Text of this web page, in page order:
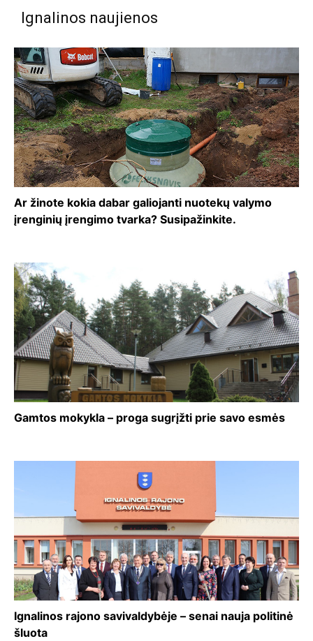
Ignalinos naujienos
Ar žinote kokia dabar galiojanti nuotekų valymo
įrenginių įrengimo tvarka? Susipažinkite.
Gamtos mokykla – proga sugrįžti prie savo esmės
Ignalinos rajono savivaldybėje – senai nauja politinė
šluota